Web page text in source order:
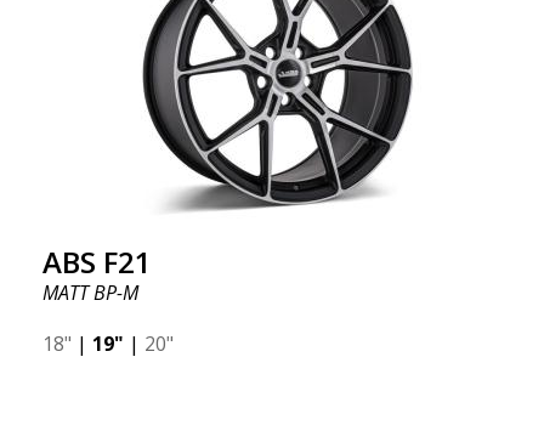
ABS F21
MATT BP-M
18" | 19" | 20"